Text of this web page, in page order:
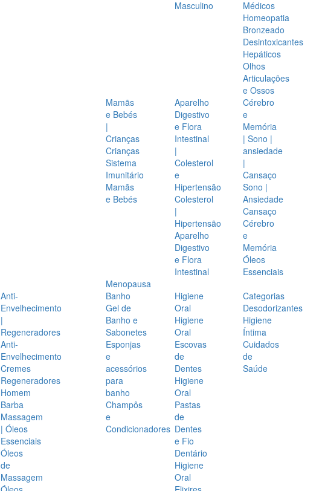
Masculino
Médicos
Homeopatia
Bronzeado
Desintoxicantes
Hepáticos
Olhos
Articulações
e Ossos
Mamãs
e Bebés
|
Crianças
Crianças
Sistema
Imunitário
Mamãs
e Bebés
Aparelho
Digestivo
e Flora
Intestinal
|
Colesterol
e
Hipertensão
Colesterol
|
Hipertensão
Aparelho
Digestivo
e Flora
Intestinal
Cérebro
e
Memória
| Sono |
ansiedade
|
Cansaço
Sono |
Ansiedade
Cansaço
Cérebro
e
Memória
Óleos
Essenciais
Menopausa
Anti-
Envelhecimento
|
Regeneradores
Anti-
Envelhecimento
Cremes
Regeneradores
Homem
Barba
Massagem
| Óleos
Essenciais
Óleos
de
Massagem
Banho
Gel de
Banho e
Sabonetes
Esponjas
e
acessórios
para
banho
Champôs
e
Condicionadores
Higiene
Oral
Higiene
Oral
Escovas
de
Dentes
Higiene
Oral
Pastas
de
Dentes
e Fio
Dentário
Higiene
Oral
Categorias
Desodorizantes
Higiene
Íntima
Cuidados
de
Saúde